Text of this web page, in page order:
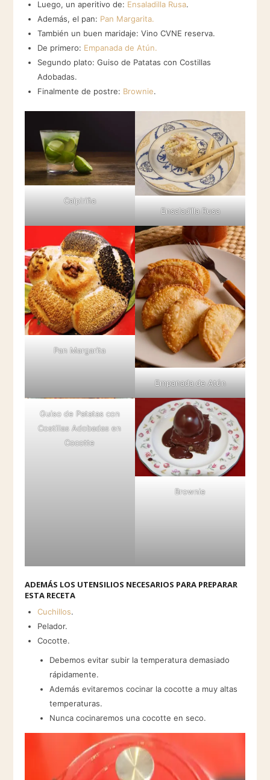
Luego, un aperitivo de: Ensaladilla Rusa.
Además, el pan: Pan Margarita.
También un buen maridaje: Vino CVNE reserva.
De primero: Empanada de Atún.
Segundo plato: Guiso de Patatas con Costillas
Adobadas.
Finalmente de postre: Brownie.
Caipiriña
Ensaladilla Rusa
Pan Margarita
Empanada de Atún
Guiso de Patatas con
Costillas Adobadas en
Cocotte
Brownie
ADEMÁS LOS UTENSILIOS NECESARIOS PARA PREPARAR
ESTA RECETA
Cuchillos.
Pelador.
Cocotte.
Debemos evitar subir la temperatura demasiado
rápidamente.
Además evitaremos cocinar la cocotte a muy altas
temperaturas.
Nunca cocinaremos una cocotte en seco.